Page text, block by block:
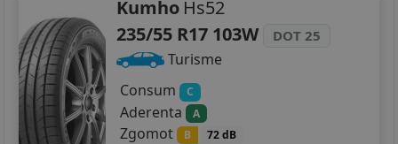
Kumho Hs52
235/55 R17 103W
DOT 25
Turisme
Consum
C
Aderenta A
Zgomot B 72 dB